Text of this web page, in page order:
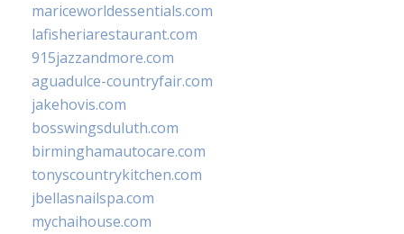
mariceworldessentials.com
lafisheriarestaurant.com
915jazzandmore.com
aguadulce-countryfair.com
jakehovis.com
bosswingsduluth.com
birminghamautocare.com
tonyscountrykitchen.com
jbellasnailspa.com
mychaihouse.com